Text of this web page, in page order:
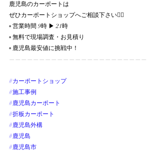
鹿児島のカーポートは
ぜひカーポートショップへご相談下さい💁‍♀️
▫︎ 営業時間 9時 ▶︎ 21時
▫︎ 無料で現場調査・お見積り
▫︎ 鹿児島最安値に挑戦中！
———————————————————————
#カーポートショップ
#施工事例
#鹿児島カーポート
#折板カーポート
#鹿児島外構
#鹿児島
#鹿児島市